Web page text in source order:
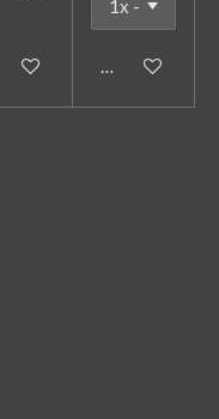
WarenkorbIn den